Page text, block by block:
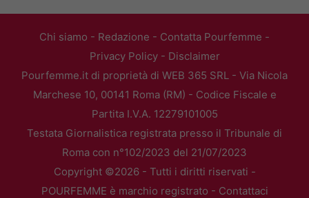
Chi siamo - Redazione - Contatta Pourfemme -
Privacy Policy- Disclaimer
Pourfemme.it di proprietà di WEB 365 SRL - Via Nicola
Marchese 10, 00141 Roma (RM) - Codice Fiscale e
Partita I.V.A. 12279101005
Testata Giornalistica registrata presso il Tribunale di
Roma con n°102/2023 del 21/07/2023
Copyright ©2026 - Tutti i diritti riservati -
POURFEMME è marchio registrato - Contattaci